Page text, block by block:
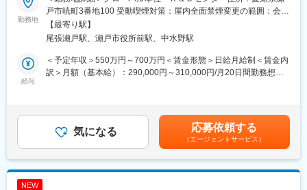
続けています。
◇「他社には真似のできない素材一貫生産体制／現場主義／技術
優位性」
現場の医師の声に耳を傾け培ってきた4つのコアテクノロジー「ト
ルク技術」「樹脂コーティング技術」「伸線技術」「ワイヤーフ
変更の範囲：会社の定める業務
■業務内容：
医療材料研究促進のため、以下の各種業務を遂行いただきます。
＜担当業務1＞
《親水性コーティング材料開発業務》
・GW向け親水性コーティング（溶剤系、水系、UV硬化型）の内
製検討
《新規医療機器開発を目指した、樹脂材料技術探査及び加工技術
開発》
・将来の機器開発に備えた樹脂材料及び技術のシーズ調査と実現
勤務地
戸市暁町3番地100 受動喫煙対策：屋内全面禁煙変更の範囲：会社
の定める事業所（リモートワーク含む）
【最寄り駅】
尾張瀬戸駅、瀬戸市役所前駅、中水野駅
給与
＜予定年収＞550万円～700万円＜賃金形態＞日給月給制＜賃金内
訳＞月額（基本給）：290,000円～310,000円/月20日間勤務想定
手当支給（詳細は面接時に確認可能）賃金はあくまでも目安の金
額であり、選考を通じて上下する可能性があります。月給(月額)は
固定手当を含めた表記です。
気になる 応募依頼する
（エージェントサービス）
NEW